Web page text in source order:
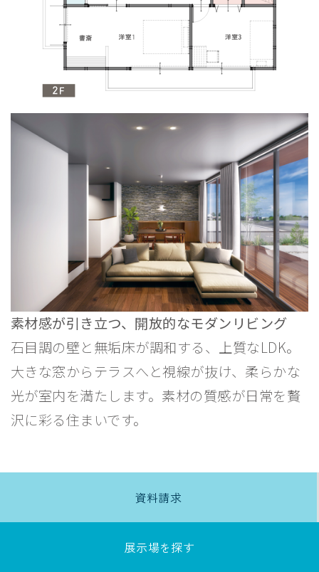
素材感が引き立つ、開放的なモダンリビング
石目調の壁と無垢床が調和する、上質なLDK。
大きな窓からテラスへと視線が抜け、柔らかな
光が室内を満たします。素材の質感が日常を贅
沢に彩る住まいです。
2階マルチスペース
深い軒＋木目軒天
スタディカウンター
資料請求
展示場を探す